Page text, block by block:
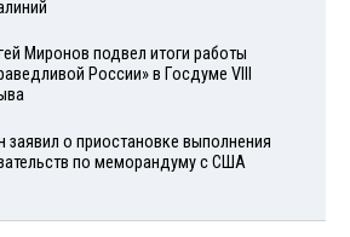
Миронов подвел итоги работы
России» в Госдуме VIII
заявил о приостановке выполнения
по меморандуму с США